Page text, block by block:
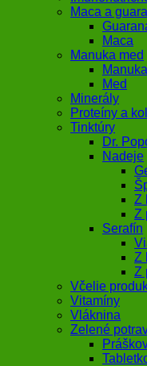
Maca a
Maca
Manuka med
Med
Minerály
Proteíny a
Tinktúry
Dr.
Nadeje
Z
Z
Serafín
Z
Z
Včelie
Vitamíny
Vláknina
Zelené